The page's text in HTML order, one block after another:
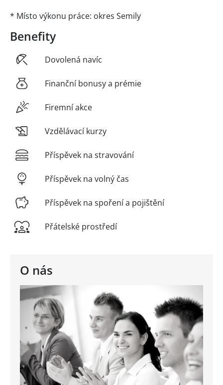
O nás
* Místo výkonu práce: okres Semily
Benefity
Dovolená navíc
Finanční bonusy a prémie
Firemní akce
Vzdělávací kurzy
Příspěvek na stravování
Příspěvek na volný čas
Příspěvek na spoření a pojištění
Přátelské prostředí